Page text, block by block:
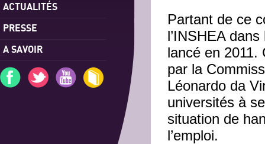
ACTUALITÉS
PRESSE
A SAVOIR
Partant de ce
l’INSHEA
lancé en 2011.
par la
Léonardo da
universités à
situation de
l’emploi.